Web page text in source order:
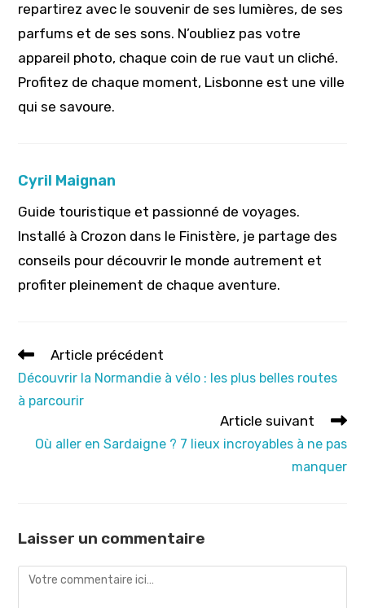
repartirez avec le souvenir de ses lumières, de ses
parfums et de ses sons. N’oubliez pas votre
appareil photo, chaque coin de rue vaut un cliché.
Profitez de chaque moment, Lisbonne est une ville
qui se savoure.
Cyril Maignan
Guide touristique et passionné de voyages.
Installé à Crozon dans le Finistère, je partage des
conseils pour découvrir le monde autrement et
profiter pleinement de chaque aventure.
Read
more
articles
Article précédent
Découvrir la Normandie à vélo : les plus belles routes
à parcourir
Article suivant
Où aller en Sardaigne ? 7 lieux incroyables à ne pas
manquer
Laisser un commentaire
Comment